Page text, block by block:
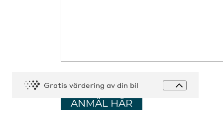
Gratis värdering av din bil Expandera